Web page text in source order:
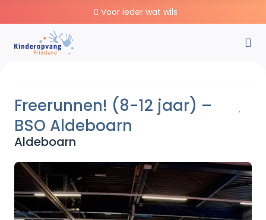
Voor ieder wat wils
Freerunnen! (8-12 jaar) –
BSO Aldeboarn
Aldeboarn